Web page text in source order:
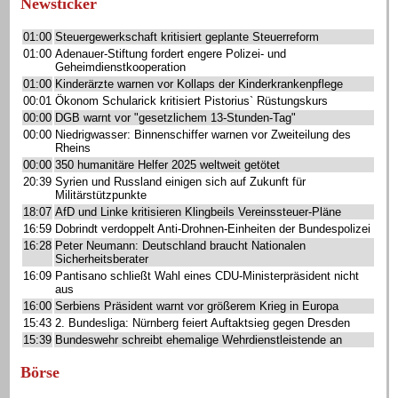
Newsticker
01:00 Steuergewerkschaft kritisiert geplante Steuerreform
01:00 Adenauer-Stiftung fordert engere Polizei- und
Geheimdienstkooperation
01:00 Kinderärzte warnen vor Kollaps der Kinderkrankenpflege
00:01 Ökonom Schularick kritisiert Pistorius` Rüstungskurs
00:00 DGB warnt vor "gesetzlichem 13-Stunden-Tag"
00:00 Niedrigwasser: Binnenschiffer warnen vor Zweiteilung des
Rheins
00:00 350 humanitäre Helfer 2025 weltweit getötet
20:39 Syrien und Russland einigen sich auf Zukunft für
Militärstützpunkte
18:07 AfD und Linke kritisieren Klingbeils Vereinssteuer-Pläne
16:59 Dobrindt verdoppelt Anti-Drohnen-Einheiten der Bundespolizei
16:28 Peter Neumann: Deutschland braucht Nationalen
Sicherheitsberater
16:09 Pantisano schließt Wahl eines CDU-Ministerpräsident nicht
aus
16:00 Serbiens Präsident warnt vor größerem Krieg in Europa
15:43 2. Bundesliga: Nürnberg feiert Auftaktsieg gegen Dresden
15:39 Bundeswehr schreibt ehemalige Wehrdienstleistende an
Börse